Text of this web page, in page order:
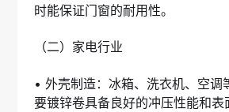
时能保证门窗的耐用性。
（二）家电行业
• 外壳制造：冰箱、洗衣机、空调
要镀锌卷具备良好的冲压性能和表